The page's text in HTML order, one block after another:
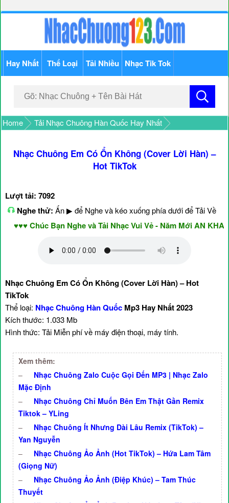
Hay Nhất Thể Loại Tải Nhiều Nhạc Tik Tok
Home Tải Nhạc Chuông Hàn Quốc Hay Nhất
Nhạc Chuông Em Có Ổn Không (Cover Lời Hàn) –
Hot TikTok
Lượt tải: 7092
Nghe thử: Ấn ▶ để Nghe và kéo xuống phía dưới để Tải Về
Chúc Bạn Nghe và Tải Nhạc Vui Vẻ - Năm Mới AN KHANG
Nhạc Chuông Em Có Ổn Không (Cover Lời Hàn) – Hot
TikTok
Thể loại: Nhạc Chuông Hàn Quốc Mp3 Hay Nhất 2023
Kích thước: 1.033 Mb
Hình thức: Tải Miễn phí về máy điện thoại, máy tính.
Xem thêm:
–
Nhạc Chuông Zalo Cuộc Gọi Đến MP3 | Nhạc Zalo
Mặc Định
–
Nhạc Chuông Chỉ Muốn Bên Em Thật Gần Remix
Tiktok – YLing
–
Nhạc Chuông Ít Nhưng Dài Lâu Remix (TikTok) –
Yan Nguyễn
–
Nhạc Chuông Ảo Ảnh (Hot TikTok) – Hứa Lam Tâm
(Giọng Nữ)
–
Nhạc Chuông Ảo Ảnh (Điệp Khúc) – Tam Thúc
Thuyết